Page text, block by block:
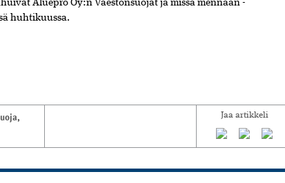
Aluepro Oy:n Väestönsuojat ja missä mennään -
huhtikuussa.
,
Jaa artikkeli